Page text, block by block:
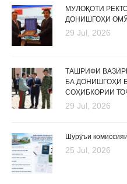
МУЛОҚОТИ
ДОНИШГОҲИ
29 Jul, 2026
ТАШРИФИ
БА ДОНИШГОҲИ
СОҲИБКОРИИ
29 Jul, 2026
Шурӯъи
25 Jul, 2026